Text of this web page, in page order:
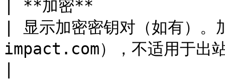
| **加密**
| 显示加密密钥对（如有）。
impact.com），不适用于出